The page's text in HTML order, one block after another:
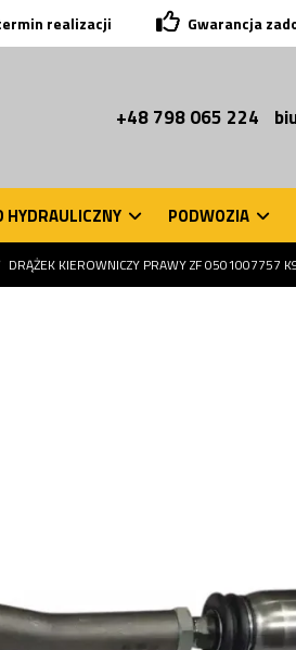
realizacji Gwarancja
+48 798 065 224
HYDRAULICZNY PODWOZIA
DRĄŻEK KIEROWNICZY PRAWY ZF